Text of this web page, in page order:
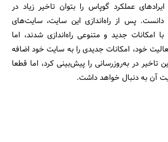
عملکرد گوپاس را بتوان تاخیر زیاد در
دانست. پس از راه‌اندازی این سایت، سایت‌های
جدید و متنوعی راه‌اندازی شدند، اما
خود، امکانات جدیدی را به سایت خود اضافه
تاخیر در به‌روزرسانی را پیش‌بینی کرد، اما قطعا
آن به دنبال خواهد داشت.